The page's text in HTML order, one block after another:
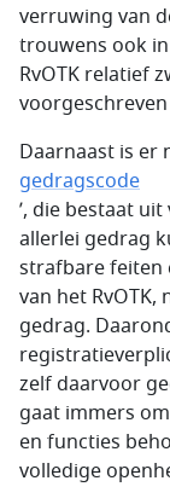
verruwing van
trouwens ook
RvOTK relatief
Daarnaast is er
gedragscode
’, die bestaat
allerlei gedrag
strafbare feiten
van het
gedrag.
zelf daarvoor
gaat immers
en functies
volledige